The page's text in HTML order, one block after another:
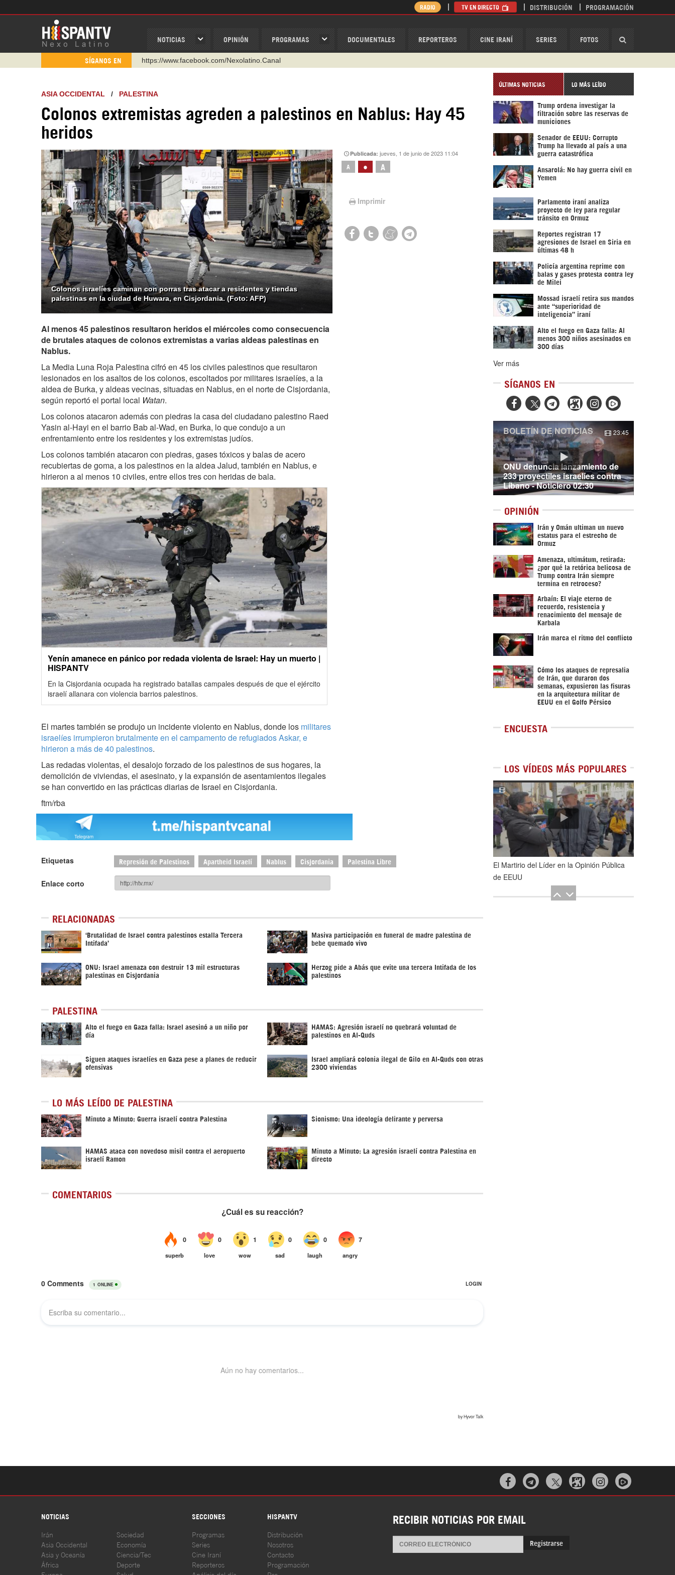
NOTICIAS OPINIÓN PROGRAMAS DOCUMENTALES REPORTEROS CINE IRANÍ SERIES FOTOS
RADIO TV EN DIRECTO DISTRIBUCIÓN PROGRAMACIÓN
SÍGANOS EN
https://www.facebook.com/Nexolatino.Canal
http://twitter.com/nexo_latino
https://t.me/hispantvcanal
https://urmedium.com/c/hispantv
Instagram como: hispan_tv
ASIA OCCIDENTAL / PALESTINA
Colonos extremistas agreden a palestinos en Nablus: Hay 45
heridos
Colonos israelíes caminan con porras tras atacar a residentes y tiendas
palestinas en la ciudad de Huwara, en Cisjordania. (Foto: AFP)
Publicada:jueves, 1 de junio de 2023 11:04
A • A
Imprimir
Al menos 45 palestinos resultaron heridos el miércoles como consecuencia
de brutales ataques de colonos extremistas a varias aldeas palestinas en
Nablus.
La Media Luna Roja Palestina cifró en 45 los civiles palestinos que resultaron
lesionados en los asaltos de los colonos, escoltados por militares israelíes, a la
aldea de Burka, y aldeas vecinas, situadas en Nablus, en el norte de Cisjordania,
según reportó el portal local Watan.
Los colonos atacaron además con piedras la casa del ciudadano palestino Raed
Yasin al-Hayi en el barrio Bab al-Wad, en Burka, lo que condujo a un
enfrentamiento entre los residentes y los extremistas judíos.
Los colonos también atacaron con piedras, gases tóxicos y balas de acero
recubiertas de goma, a los palestinos en la aldea Jalud, también en Nablus, e
hirieron a al menos 10 civiles, entre ellos tres con heridas de bala.
Yenín amanece en pánico por redada violenta de Israel: Hay un muerto |
HISPANTV
En la Cisjordania ocupada ha registrado batallas campales después de que el ejército
israelí allanara con violencia barrios palestinos.
El martes también se produjo un incidente violento en Nablus, donde los militares
israelíes irrumpieron brutalmente en el campamento de refugiados Askar, e
hirieron a más de 40 palestinos.
Las redadas violentas, el desalojo forzado de los palestinos de sus hogares, la
demolición de viviendas, el asesinato, y la expansión de asentamientos ilegales
se han convertido en las prácticas diarias de Israel en Cisjordania.
ftm/rba
Etiquetas Represión de Palestinos Apartheid Israelí Nablus Cisjordania Palestina Libre
Enlace corto
RELACIONADAS
‘Brutalidad de Israel contra palestinos estalla Tercera
Intifada’
Masiva participación en funeral de madre palestina de
bebe quemado vivo
ONU: Israel amenaza con destruir 13 mil estructuras
palestinas en Cisjordania
Herzog pide a Abás que evite una tercera Intifada de los
palestinos
PALESTINA
Alto el fuego en Gaza falla: Israel asesinó a un niño por
día
HAMAS: Agresión israelí no quebrará voluntad de
palestinos en Al-Quds
Siguen ataques israelíes en Gaza pese a planes de reducir
ofensivas
Israel ampliará colonia ilegal de Gilo en Al-Quds con otras
2300 viviendas
LO MÁS LEÍDO DE PALESTINA
Minuto a Minuto: Guerra israelí contra Palestina Sionismo: Una ideología delirante y perversa
HAMAS ataca con novedoso misil contra el aeropuerto
israelí Ramon
Minuto a Minuto: La agresión israelí contra Palestina en
directo
COMENTARIOS
ÚLTIMAS NOTICIAS LO MÁS LEÍDO
Trump ordena investigar la
filtración sobre las reservas de
municiones
Senador de EEUU: Corrupto
Trump ha llevado al país a una
guerra catastrófica
Ansarolá: No hay guerra civil en
Yemen
Parlamento iraní analiza
proyecto de ley para regular
tránsito en Ormuz
Reportes registran 17
agresiones de Israel en Siria en
últimas 48 h
Policía argentina reprime con
balas y gases protesta contra ley
de Milei
Mossad israelí retira sus mandos
ante “superioridad de
inteligencia” iraní
Alto el fuego en Gaza falla: Al
menos 300 niños asesinados en
300 días
Ver más
SÍGANOS EN
  
ONU denuncia lanzamiento de
233 proyectiles israelíes contra
Líbano - Noticiero 02:30
BOLETÍN DE NOTICIAS 23:45
OPINIÓN
Irán y Omán ultiman un nuevo
estatus para el estrecho de
Ormuz
Amenaza, ultimátum, retirada:
¿por qué la retórica belicosa de
Trump contra Irán siempre
termina en retroceso?
Arbaín: El viaje eterno de
recuerdo, resistencia y
renacimiento del mensaje de
Karbala
Irán marca el ritmo del conflicto
Cómo los ataques de represalia
de Irán, que duraron dos
semanas, expusieron las fisuras
en la arquitectura militar de
EEUU en el Golfo Pérsico
ENCUESTA
LOS VÍDEOS MÁS POPULARES
1de5
El Martirio del Líder en la Opinión Pública
de EEUU
  
NOTICIAS SECCIONES HISPANTV
Irán
Asia Occidental
Asia y Oceanía
África
Europa
Sociedad
Economía
Ciencia/Tec
Deporte
Salud
Programas
Series
Cine Iraní
Reporteros
Análisis del día
Distribución
Nosotros
Contacto
Programación
Rss
RECIBIR NOTICIAS POR EMAIL
Registrarse